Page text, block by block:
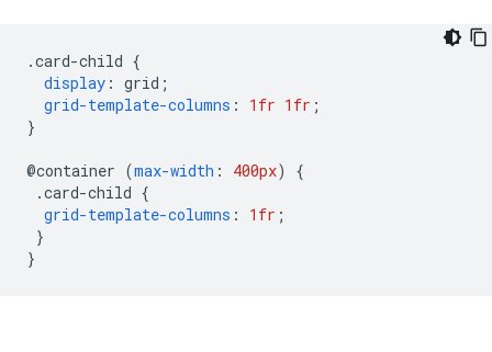
.card-child {
display : grid ;
grid-template-columns : 1fr 1fr ;
}
@container (max-width : 400px)
{
.card-child {
grid-template-columns : 1fr ;
}
}